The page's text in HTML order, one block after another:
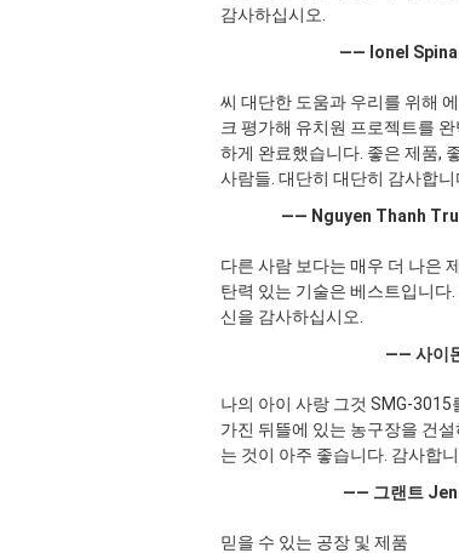
감사하십시오.
—— Ionel
씨 대단한 도움과 우리를 위해
크 평가해 유치원 프로젝트를 완
하게 완료했습니다. 좋은 제품,
사람들. 대단히 대단히 감사합니
—— Nguyen Thanh
다른 사람 보다는 매우 더 나은
탄력 있는 기술은 베스트입니다.
신을 감사하십시오.
—— 사이
나의 아이 사랑 그것 SMG-3015
가진 뒤뜰에 있는 농구장을 건설
는 것이 아주 좋습니다. 감사합
—— 그랜트
믿을 수 있는 공장 및 제품